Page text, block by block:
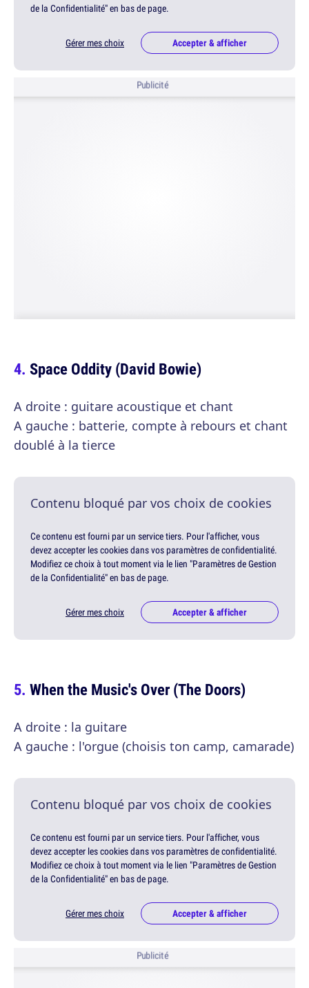
de la Confidentialité" en bas de page.
Gérer mes choix Accepter & afficher
Publicité
Space Oddity (David Bowie)
A droite : guitare acoustique et chant
A gauche : batterie, compte à rebours et chant
doublé à la tierce
Contenu bloqué par vos choix de cookies
Ce contenu est fourni par un service tiers. Pour l'afficher, vous
devez accepter les cookies dans vos paramètres de confidentialité.
Modifiez ce choix à tout moment via le lien "Paramètres de Gestion
de la Confidentialité" en bas de page.
Gérer mes choix Accepter & afficher
When the Music's Over (The Doors)
A droite : la guitare
A gauche : l'orgue (choisis ton camp, camarade)
Contenu bloqué par vos choix de cookies
Ce contenu est fourni par un service tiers. Pour l'afficher, vous
devez accepter les cookies dans vos paramètres de confidentialité.
Modifiez ce choix à tout moment via le lien "Paramètres de Gestion
de la Confidentialité" en bas de page.
Gérer mes choix Accepter & afficher
Publicité